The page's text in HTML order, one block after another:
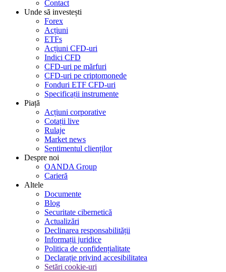
Contact
Unde să investești
Forex
Acțiuni
ETFs
Acțiuni CFD-uri
Indici CFD
CFD-uri pe mărfuri
CFD-uri pe criptomonede
Fonduri ETF CFD-uri
Specificații instrumente
Piață
Acțiuni corporative
Cotații live
Rulaje
Market news
Sentimentul clienților
Despre noi
OANDA Group
Carieră
Altele
Documente
Blog
Securitate cibernetică
Actualizări
Declinarea responsabilității
Informații juridice
Politica de confidențialitate
Declarație privind accesibilitatea
Setări cookie-uri